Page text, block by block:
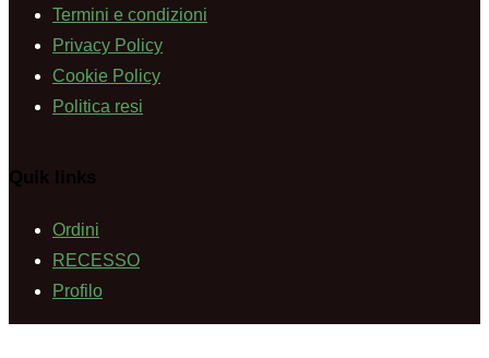
Termini e condizioni
Privacy Policy
Cookie Policy
Politica resi
Quik links
Ordini
RECESSO
Profilo